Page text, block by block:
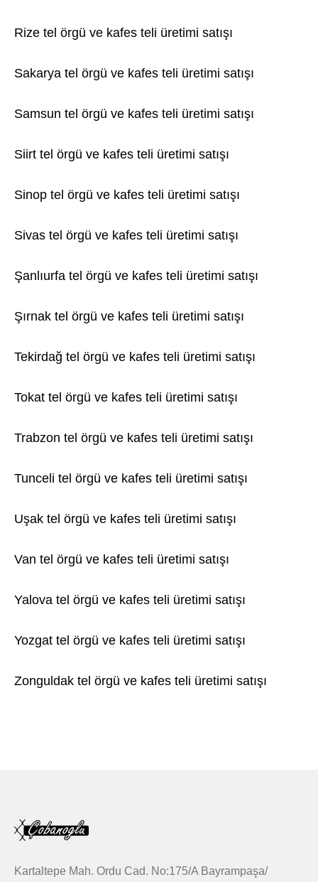
Rize tel örgü ve kafes teli üretimi satışı
Sakarya tel örgü ve kafes teli üretimi satışı
Samsun tel örgü ve kafes teli üretimi satışı
Siirt tel örgü ve kafes teli üretimi satışı
Sinop tel örgü ve kafes teli üretimi satışı
Sivas tel örgü ve kafes teli üretimi satışı
Şanlıurfa tel örgü ve kafes teli üretimi satışı
Şırnak tel örgü ve kafes teli üretimi satışı
Tekirdağ tel örgü ve kafes teli üretimi satışı
Tokat tel örgü ve kafes teli üretimi satışı
Trabzon tel örgü ve kafes teli üretimi satışı
Tunceli tel örgü ve kafes teli üretimi satışı
Uşak tel örgü ve kafes teli üretimi satışı
Van tel örgü ve kafes teli üretimi satışı
Yalova tel örgü ve kafes teli üretimi satışı
Yozgat tel örgü ve kafes teli üretimi satışı
Zonguldak tel örgü ve kafes teli üretimi satışı
Kartaltepe Mah. Ordu Cad. No:175/A Bayrampaşa/